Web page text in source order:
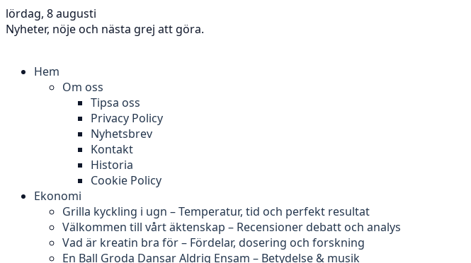
lördag, 8 augusti
Nyheter, nöje och nästa grej att göra.
Hem
Om oss
Tipsa oss
Privacy Policy
Nyhetsbrev
Kontakt
Historia
Cookie Policy
Ekonomi
Grilla kyckling i ugn – Temperatur, tid och perfekt resultat
Välkommen till vårt äktenskap – Recensioner debatt och analys
Vad är kreatin bra för – Fördelar, dosering och forskning
En Ball Groda Dansar Aldrig Ensam – Betydelse & musik